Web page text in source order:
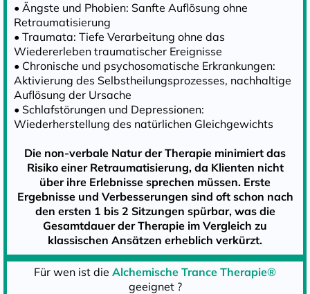
• Ängste und Phobien: Sanfte Auflösung ohne
Retraumatisierung
• Traumata: Tiefe Verarbeitung ohne das
Wiedererleben traumatischer Ereignisse
• Chronische und psychosomatische Erkrankungen:
Aktivierung des Selbstheilungsprozesses, nachhaltige
Auflösung der Ursache
• Schlafstörungen und Depressionen:
Wiederherstellung des natürlichen Gleichgewichts
Die non-verbale Natur der Therapie minimiert das
Risiko einer Retraumatisierung, da Klienten nicht
über ihre Erlebnisse sprechen müssen. Erste
Ergebnisse und Verbesserungen sind oft schon nach
den ersten 1 bis 2 Sitzungen spürbar, was die
Gesamtdauer der Therapie im Vergleich zu
klassischen Ansätzen erheblich verkürzt.
Für wen ist die Alchemische Trance Therapie®
geeignet ?